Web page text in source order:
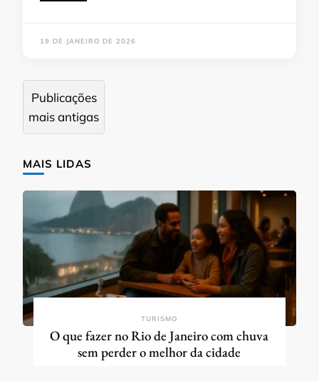
19 DE JANEIRO DE 2026
Navegação
por
posts
Publicações
mais antigas
MAIS LIDAS
TURISMO
O que fazer no Rio de Janeiro com chuva
sem perder o melhor da cidade